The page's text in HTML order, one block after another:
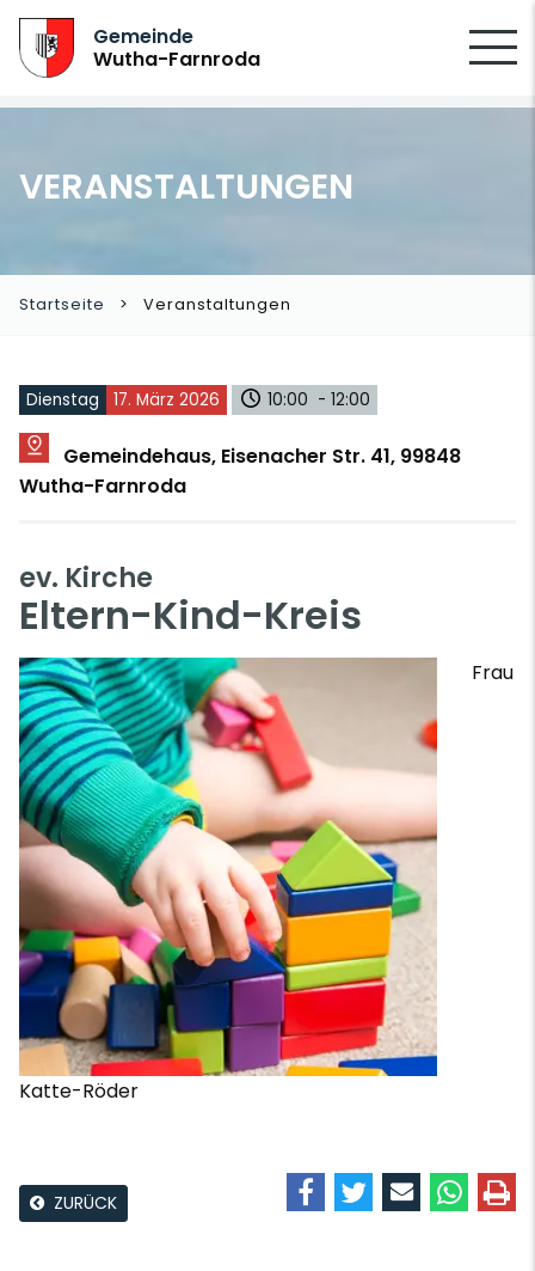
Gemeinde
Wutha-Farnroda
VERANSTALTUNGEN
Startseite Veranstaltungen
Dienstag 17. März 2026 10:00 - 12:00
Gemeindehaus, Eisenacher Str. 41, 99848
Wutha-Farnroda
ev. Kirche
Eltern-Kind-Kreis
Frau
Katte-Röder
ZURÜCK